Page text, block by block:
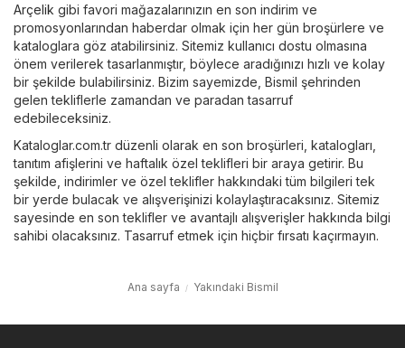
Arçelik gibi favori mağazalarınızın en son indirim ve
promosyonlarından haberdar olmak için her gün broşürlere ve
kataloglara göz atabilirsiniz. Sitemiz kullanıcı dostu olmasına
önem verilerek tasarlanmıştır, böylece aradığınızı hızlı ve kolay
bir şekilde bulabilirsiniz. Bizim sayemizde, Bismil şehrinden
gelen tekliflerle zamandan ve paradan tasarruf
edebileceksiniz.
Kataloglar.com.tr düzenli olarak en son broşürleri, katalogları,
tanıtım afişlerini ve haftalık özel teklifleri bir araya getirir. Bu
şekilde, indirimler ve özel teklifler hakkındaki tüm bilgileri tek
bir yerde bulacak ve alışverişinizi kolaylaştıracaksınız. Sitemiz
sayesinde en son teklifler ve avantajlı alışverişler hakkında bilgi
sahibi olacaksınız. Tasarruf etmek için hiçbir fırsatı kaçırmayın.
Ana sayfa Yakındaki Bismil